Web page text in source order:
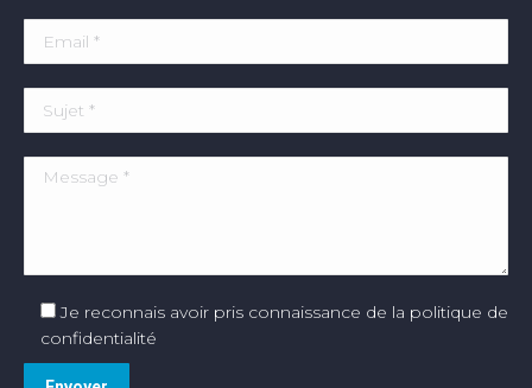
Je reconnais avoir pris connaissance de la politique de
confidentialité